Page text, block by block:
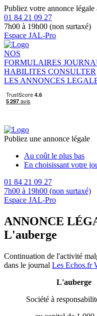
Publiez votre annonce légale
01 84 21 09 27
7h00 à 19h00 (non surtaxé)
Espace JAL-Pro
NOS
FORMULAIRES
HABILITES CONSULTER
LES ANNONCES
Publiez une annonce légale
Au coût le plus bas
En choisissant votre
01 84 21 09 27
7h00 à 19h00 (non surtaxé)
Espace JAL-Pro
ANNONCE
L'auberge
Continuation de l'activité
dans le journal Les Echos.fr
L'auberge
Société à